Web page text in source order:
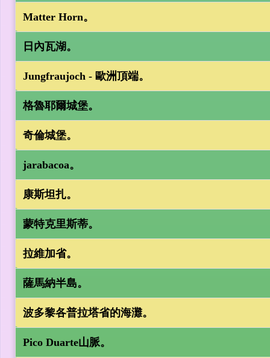
Matter Horn。
日內瓦湖。
Jungfraujoch - 歐洲頂端。
格魯耶爾城堡。
奇倫城堡。
jarabacoa。
康斯坦扎。
蒙特克里斯蒂。
拉維加省。
薩馬納半島。
波多黎各普拉塔省的海灘。
Pico Duarte山脈。